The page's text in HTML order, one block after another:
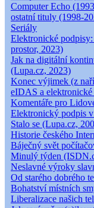
Computer Echo
ostatní tituly (1998-
Seriály
Elektronické
prostor, 2023)
Jak na digitální
(Lupa.cz, 2023)
Konec výjimek (z
eIDAS a
Komentáře pro
Elektronický podpis
Stalo se (Lupa.cz,
Historie českého
Báječný svět
Minulý týden
Neslavné výroky
Od starého dobrého
Bohatství místních
Liberalizace našich